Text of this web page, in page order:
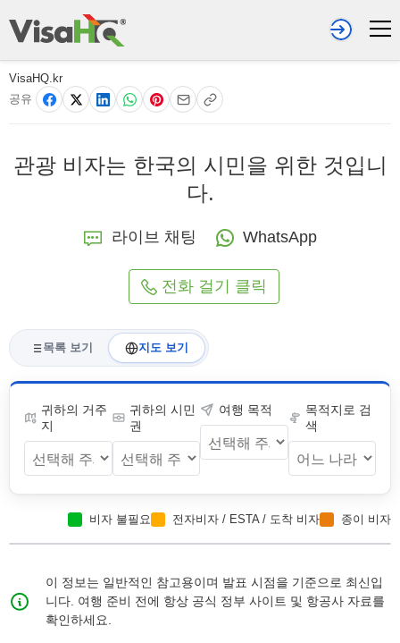
VisaHQ.kr
공유
관광 비자는 한국의 시민을 위한 것입니
다.
라이브 채팅 WhatsApp
전화 걸기 클릭
목록 보기 지도 보기
귀하의 거주
지
귀하의 시민
권
여행 목적
목적지로 검
색
비자 불필요 전자비자 / ESTA / 도착 비자 종이 비자
이 정보는 일반적인 참고용이며 발표 시점을 기준으로 최신입
니다. 여행 준비 전에 항상 공식 정부 사이트 및 항공사 자료를
확인하세요.